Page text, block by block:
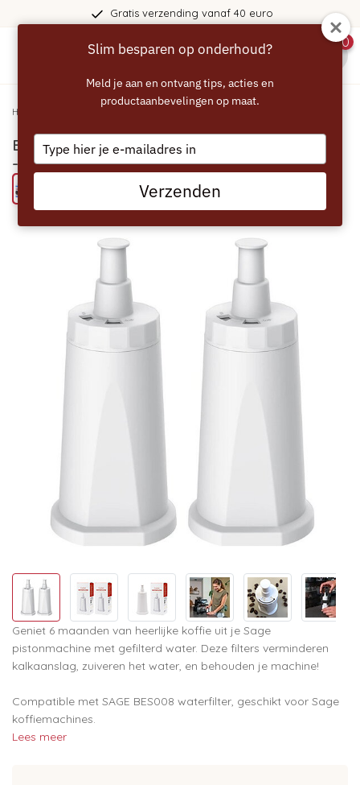
Gratis verzending vanaf 40 euro
0
Home
ECCELLENTE Waterfilters voor SAGE BES008
- 2 stuks
Probeer eens een ECCELLENTE product
Geniet 6 maanden van heerlijke koffie uit je Sage
pistonmachine met gefilterd water. Deze filters verminderen
kalkaanslag, zuiveren het water, en behouden je machine!
Compatible met SAGE BES008 waterfilter, geschikt voor Sage
koffiemachines.
Lees meer
Slim besparen op onderhoud?
Meld je aan en ontvang tips, acties en
productaanbevelingen op maat.
Type
your
email
Verzenden